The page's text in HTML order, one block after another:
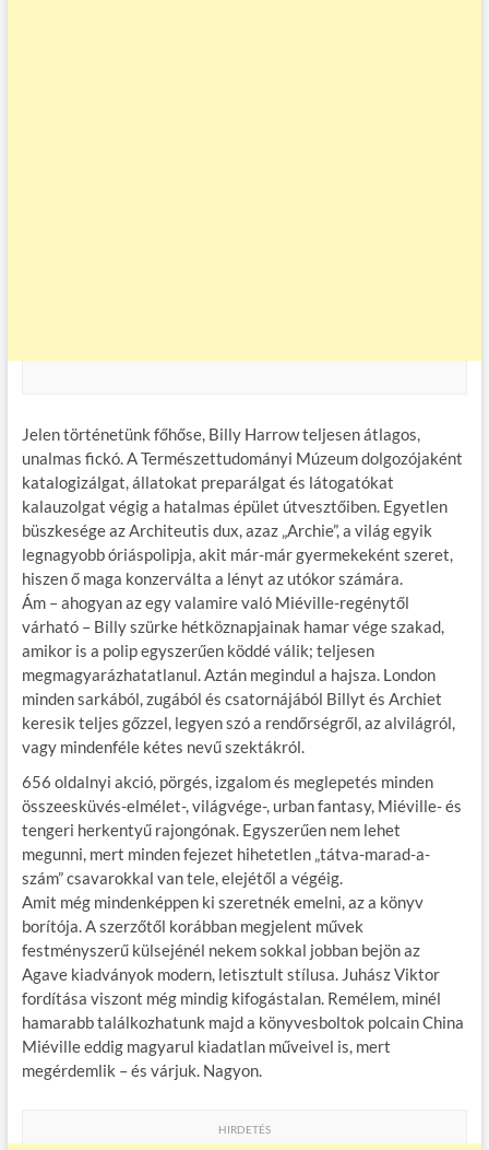
Jelen történetünk főhőse, Billy Harrow teljesen átlagos,
unalmas fickó. A Természettudományi Múzeum dolgozójaként
katalogizálgat, állatokat preparálgat és látogatókat
kalauzolgat végig a hatalmas épület útvesztőiben. Egyetlen
büszkesége az Architeutis dux, azaz „Archie”, a világ egyik
legnagyobb óriáspolipja, akit már-már gyermekeként szeret,
hiszen ő maga konzerválta a lényt az utókor számára.
Ám – ahogyan az egy valamire való Miéville-regénytől
várható – Billy szürke hétköznapjainak hamar vége szakad,
amikor is a polip egyszerűen köddé válik; teljesen
megmagyarázhatatlanul. Aztán megindul a hajsza. London
minden sarkából, zugából és csatornájából Billyt és Archiet
keresik teljes gőzzel, legyen szó a rendőrségről, az alvilágról,
vagy mindenféle kétes nevű szektákról.
656 oldalnyi akció, pörgés, izgalom és meglepetés minden
összeesküvés-elmélet-, világvége-, urban fantasy, Miéville- és
tengeri herkentyű rajongónak. Egyszerűen nem lehet
megunni, mert minden fejezet hihetetlen „tátva-marad-a-
szám” csavarokkal van tele, elejétől a végéig.
Amit még mindenképpen ki szeretnék emelni, az a könyv
borítója. A szerzőtől korábban megjelent művek
festményszerű külsejénél nekem sokkal jobban bejön az
Agave kiadványok modern, letisztult stílusa. Juhász Viktor
fordítása viszont még mindig kifogástalan. Remélem, minél
hamarabb találkozhatunk majd a könyvesboltok polcain China
Miéville eddig magyarul kiadatlan műveivel is, mert
megérdemlik – és várjuk. Nagyon.
HIRDETÉS